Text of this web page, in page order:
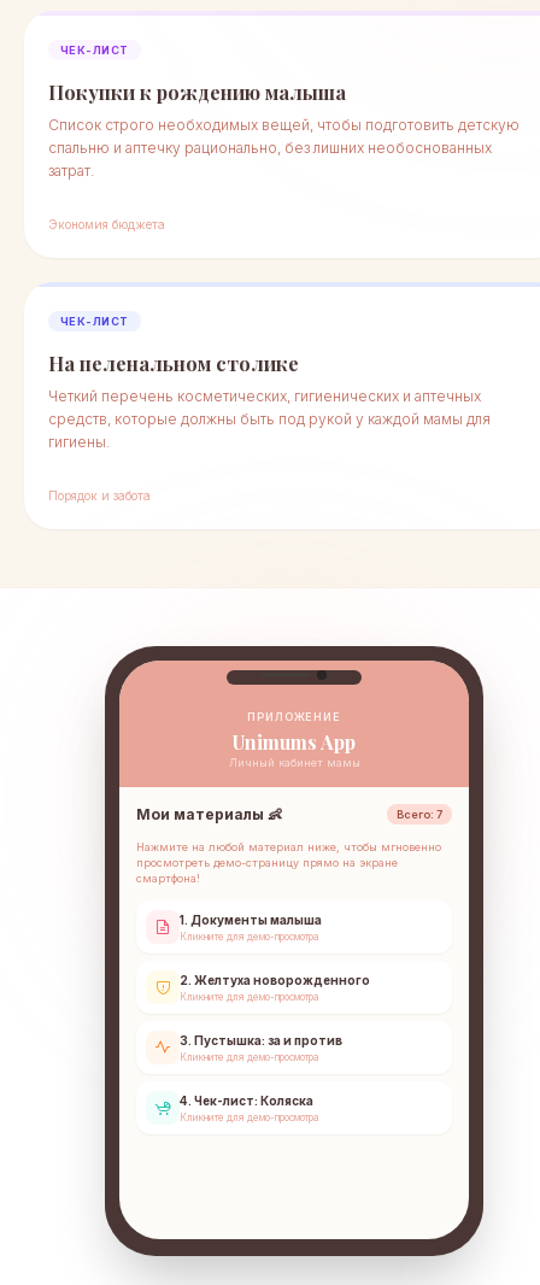
ЧЕК-ЛИСТ
Покупки к рождению малыша
Список строго необходимых вещей, чтобы подготовить детскую
спальню и аптечку рационально, без лишних необоснованных
затрат.
Экономия бюджета
ЧЕК-ЛИСТ
На пеленальном столике
Четкий перечень косметических, гигиенических и аптечных
средств, которые должны быть под рукой у каждой мамы для
гигиены.
Порядок и забота
ПРИЛОЖЕНИЕ
Unimums App
Личный кабинет мамы
Мои материалы 👶 Всего: 7
Нажмите на любой материал ниже, чтобы мгновенно
просмотреть демо-страницу прямо на экране
смартфона!
1. Документы малыша
Кликните для демо-просмотра
2. Желтуха новорожденного
Кликните для демо-просмотра
3. Пустышка: за и против
Кликните для демо-просмотра
4. Чек-лист: Коляска
Кликните для демо-просмотра